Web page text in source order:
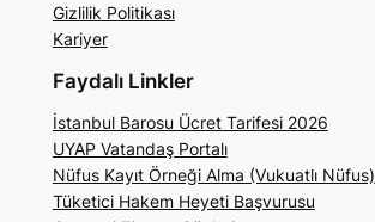
Gizlilik Politikası
Kariyer
Faydalı Linkler
İstanbul Barosu Ücret Tarifesi 2026
UYAP Vatandaş Portalı
Nüfus Kayıt Örneği Alma (Vukuatlı Nüfus)
Tüketici Hakem Heyeti Başvurusu